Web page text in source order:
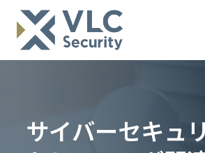
サイバーセキュ リ